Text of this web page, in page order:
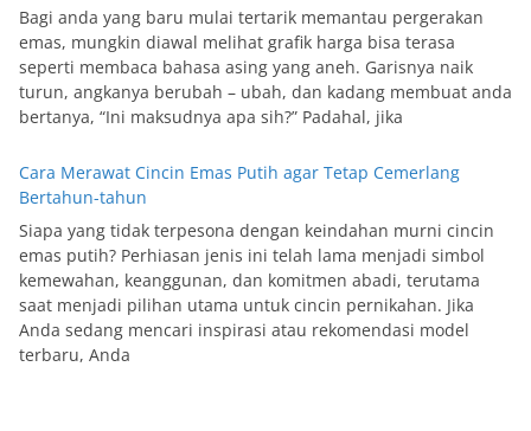
Bagi anda yang baru mulai tertarik memantau pergerakan
emas, mungkin diawal melihat grafik harga bisa terasa
seperti membaca bahasa asing yang aneh. Garisnya naik
turun, angkanya berubah – ubah, dan kadang membuat anda
bertanya, “Ini maksudnya apa sih?” Padahal, jika
Cara Merawat Cincin Emas Putih agar Tetap Cemerlang
Bertahun-tahun
Siapa yang tidak terpesona dengan keindahan murni cincin
emas putih? Perhiasan jenis ini telah lama menjadi simbol
kemewahan, keanggunan, dan komitmen abadi, terutama
saat menjadi pilihan utama untuk cincin pernikahan. Jika
Anda sedang mencari inspirasi atau rekomendasi model
terbaru, Anda